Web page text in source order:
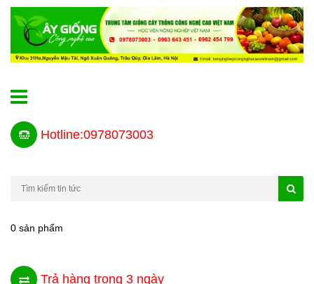
Hotline:0978073003
0 sản phẩm
Trả hàng trong 3 ngày